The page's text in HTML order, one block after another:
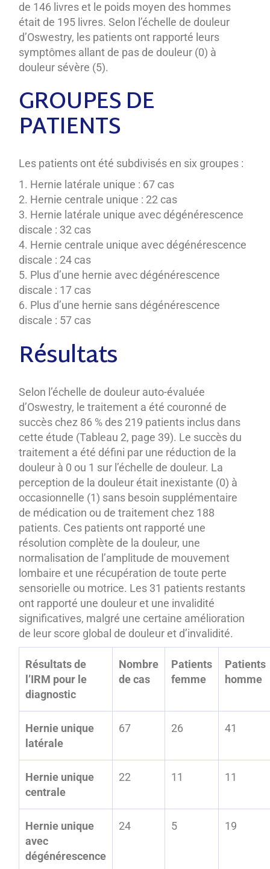
de 146 livres et le poids moyen des hommes
était de 195 livres. Selon l’échelle de douleur
d’Oswestry, les patients ont rapporté leurs
symptômes allant de pas de douleur (0) à
douleur sévère (5).
GROUPES DE
PATIENTS
Les patients ont été subdivisés en six groupes :
Hernie latérale unique : 67 cas
Hernie centrale unique : 22 cas
Hernie latérale unique avec dégénérescence
discale : 32 cas
Hernie centrale unique avec dégénérescence
discale : 24 cas
Plus d’une hernie avec dégénérescence
discale : 17 cas
Plus d’une hernie sans dégénérescence
discale : 57 cas
Résultats
Selon l’échelle de douleur auto-évaluée
d’Oswestry, le traitement a été couronné de
succès chez 86 % des 219 patients inclus dans
cette étude (Tableau 2, page 39). Le succès du
traitement a été défini par une réduction de la
douleur à 0 ou 1 sur l’échelle de douleur. La
perception de la douleur était inexistante (0) à
occasionnelle (1) sans besoin supplémentaire
de médication ou de traitement chez 188
patients. Ces patients ont rapporté une
résolution complète de la douleur, une
normalisation de l’amplitude de mouvement
lombaire et une récupération de toute perte
sensorielle ou motrice. Les 31 patients restants
ont rapporté une douleur et une invalidité
significatives, malgré une certaine amélioration
de leur score global de douleur et d’invalidité.
Résultats de
l’IRM pour le
diagnostic
Nombre
de cas
Patients
femme
Patients
homme
Hernie unique
latérale
67 26 41
Hernie unique
centrale
22 11 11
Hernie unique
avec
dégénérescence
24 5 19